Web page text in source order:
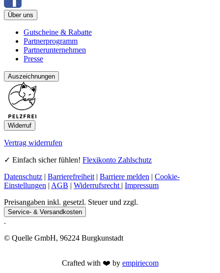
Über uns
Gutscheine & Rabatte
Partnerprogramm
Partnerunternehmen
Presse
Auszeichnungen
Widerruf
Vertrag widerrufen
✓ Einfach sicher fühlen! Flexikonto Zahlschutz
Datenschutz | Barrierefreiheit | Barriere melden | Cookie-
Einstellungen | AGB | Widerrufsrecht | Impressum
Preisangaben inkl. gesetzl. Steuer und zzgl.
Service- & Versandkosten
.
© Quelle GmbH, 96224 Burgkunstadt
Crafted with ❤️ by empiriecom